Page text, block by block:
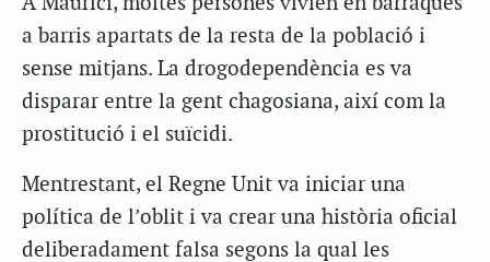
a barris apartats de la resta de la població i
sense mitjans. La drogodependència es va
disparar entre la gent chagosiana, així com la
prostitució i el suïcidi.
Mentrestant, el Regne Unit va iniciar una
política de l’oblit i va crear una història oficial
deliberadament falsa segons la qual les